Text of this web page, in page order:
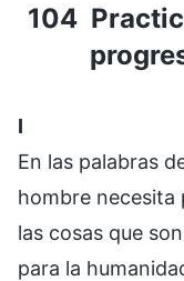
104
I
En las palabras
hombre necesita
las cosas que
para la